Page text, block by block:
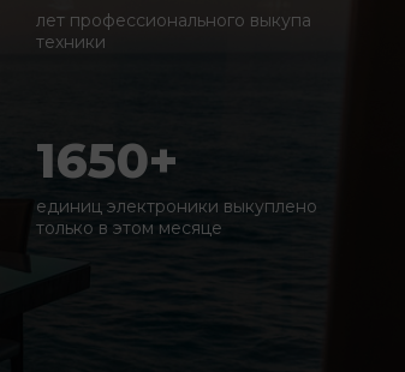
лет профессионального выкупа
техники
1650+
единиц электроники выкуплено
только в этом месяце